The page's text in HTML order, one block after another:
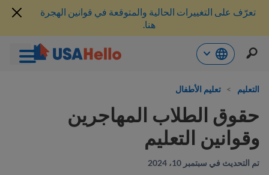
إلى
تعرّف على التغييرات الحالية والمتوقعة في قوانين الهجرة
هنا.
التعليم > تعليم الأطفال
حقوق الطلاب المهاجرين
وقوانين التعليم
تم التحديث في سبتمبر 10، 2024